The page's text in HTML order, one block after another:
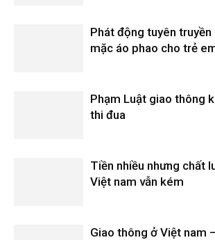
Phát động tuyên truyền
mặc áo phao cho trẻ
Phạm Luật giao thông
thi đua
Tiền nhiều nhưng chất
Việt nam vẫn kém
Giao thông ở Việt nam